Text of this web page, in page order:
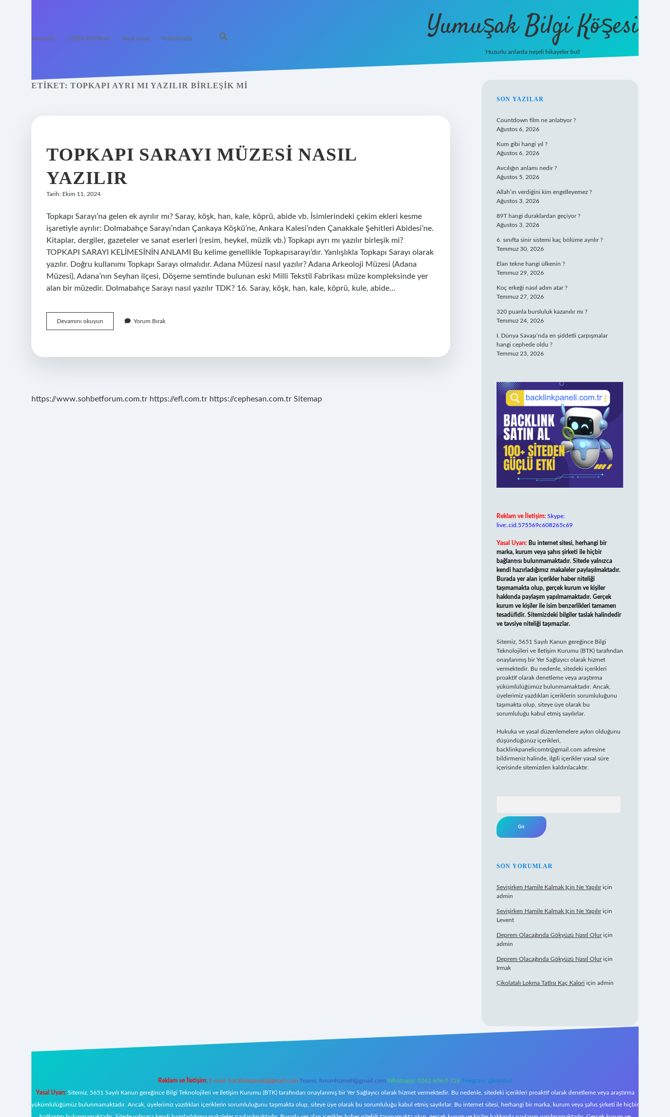
Anasayfa Gizlilik Politikası Yasal Uyarı Hakkımızda Yumuşak Bilgi Köşesi
Huzurlu anlarda neşeli hikayeler bul!
ETIKET: TOPKAPI AYRI MI YAZILIR BIRLEŞIK MI
TOPKAPI SARAYI MÜZESI NASIL
YAZILIR
Tarih: Ekim 11, 2024
Topkapı Sarayı’na gelen ek ayrılır mı? Saray, köşk, han, kale, köprü, abide vb. İsimlerindeki çekim ekleri kesme
işaretiyle ayrılır: Dolmabahçe Sarayı’ndan Çankaya Köşkü’ne, Ankara Kalesi’nden Çanakkale Şehitleri Abidesi’ne.
Kitaplar, dergiler, gazeteler ve sanat eserleri (resim, heykel, müzik vb.) Topkapı ayrı mı yazılır birleşik mi?
TOPKAPI SARAYI KELİMESİNİN ANLAMI Bu kelime genellikle Topkapısarayı’dır. Yanlışlıkla Topkapı Sarayı olarak
yazılır. Doğru kullanımı Topkapı Sarayı olmalıdır. Adana Müzesi nasıl yazılır? Adana Arkeoloji Müzesi (Adana
Müzesi), Adana’nın Seyhan ilçesi, Döşeme semtinde bulunan eski Milli Tekstil Fabrikası müze kompleksinde yer
alan bir müzedir. Dolmabahçe Sarayı nasıl yazılır TDK? 16. Saray, köşk, han, kale, köprü, kule, abide…
Devamını okuyun
Sarayı
Yazılır
Yorum Bırak
https://www.sohbetforum.com.tr https://efl.com.tr https://cephesan.com.tr Sitemap
SIDEBAR
SON YAZILAR
Countdown film ne anlatıyor ?
Ağustos 6, 2026
Kum gibi hangi yıl ?
Ağustos 6, 2026
Avcılığın anlamı nedir ?
Ağustos 5, 2026
Allah’ın verdiğini kim engelleyemez ?
Ağustos 3, 2026
89T hangi duraklardan geçiyor ?
Ağustos 3, 2026
6. sınıfta sinir sistemi kaç bölüme ayrılır ?
Temmuz 30, 2026
Elan tekne hangi ülkenin ?
Temmuz 29, 2026
Koç erkeği nasıl adım atar ?
Temmuz 27, 2026
320 puanla bursluluk kazanılır mı ?
Temmuz 24, 2026
I. Dünya Savaşı’nda en şiddetli çarpışmalar
hangi cephede oldu ?
Temmuz 23, 2026
Reklam ve İletişim: Skype:
live:.cid.575569c608265c69
Yasal Uyarı: Bu internet sitesi, herhangi bir
marka, kurum veya şahıs şirketi ile hiçbir
bağlantısı bulunmamaktadır. Sitede yalnızca
kendi hazırladığımız makaleler paylaşılmaktadır.
Burada yer alan içerikler haber niteliği
taşımamakta olup, gerçek kurum ve kişiler
hakkında paylaşım yapılmamaktadır. Gerçek
kurum ve kişiler ile isim benzerlikleri tamamen
tesadüfidir. Sitemizdeki bilgiler taslak halindedir
ve tavsiye niteliği taşımazlar.
Sitemiz, 5651 Sayılı Kanun gereğince Bilgi
Teknolojileri ve İletişim Kurumu (BTK) tarafından
onaylanmış bir Yer Sağlayıcı olarak hizmet
vermektedir. Bu nedenle, sitedeki içerikleri
proaktif olarak denetleme veya araştırma
yükümlülüğümüz bulunmamaktadır. Ancak,
üyelerimiz yazdıkları içeriklerin sorumluluğunu
taşımakta olup, siteye üye olarak bu
sorumluluğu kabul etmiş sayılırlar.
Hukuka ve yasal düzenlemelere aykırı olduğunu
düşündüğünüz içerikleri,
backlinkpanelicomtr@gmail.com adresine
bildirmeniz halinde, ilgili içerikler yasal süre
içerisinde sitemizden kaldırılacaktır.
SON YORUMLAR
Sevişirken Hamile Kalmak Için Ne Yapılıriçin
admin
Sevişirken Hamile Kalmak Için Ne Yapılıriçin
Levent
Deprem Olacağında Gökyüzü Nasıl Oluriçin
admin
Deprem Olacağında Gökyüzü Nasıl Oluriçin
Irmak
Çikolatalı Lokma Tatlısı Kaç Kalori için admin
Reklam ve İletişim: E-mail: backlinkpaneli@gmail.com Teams: forumhizmeti@gmail.com Whatsapp: 0262 606 0 726 Telegram: @karabul
Yasal Uyarı:Sitemiz, 5651 Sayılı Kanun gereğince Bilgi Teknolojileri ve İletişim Kurumu (BTK) tarafından onaylanmış bir Yer Sağlayıcı olarak hizmet vermektedir. Bu nedenle, sitedeki içerikleri proaktif olarak denetleme veya araştırma
yükümlülüğümüz bulunmamaktadır. Ancak, üyelerimiz yazdıkları içeriklerin sorumluluğunu taşımakta olup, siteye üye olarak bu sorumluluğu kabul etmiş sayılırlar. Bu internet sitesi, herhangi bir marka, kurum veya şahıs şirketi ile hiçbir